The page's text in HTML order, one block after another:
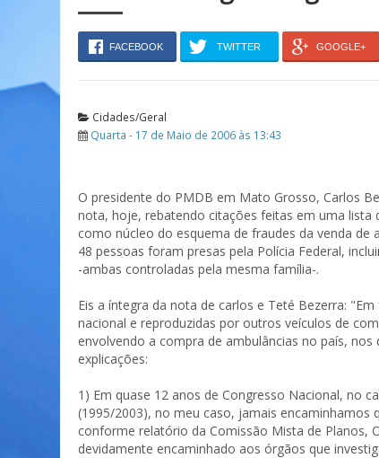
FACEBOOK TWITTER GOOGLE+
Cidades/Geral
Quarta - 17 de Maio de 2006 às 13:43
O presidente do PMDB em Mato Grosso, Carlos
nota, hoje, rebatendo citações feitas em uma lista
como núcleo do esquema de fraudes da venda de
48 pessoas foram presas pela Polícia Federal,
-ambas controladas pela mesma família-.
Eis a íntegra da nota de carlos e Teté Bezerra:
nacional e reproduzidas por outros veículos de
envolvendo a compra de ambulâncias no país,
explicações:
1) Em quase 12 anos de Congresso Nacional, no
(1995/2003), no meu caso, jamais encaminhamos
conforme relatório da Comissão Mista de Planos,
devidamente encaminhado aos órgãos que